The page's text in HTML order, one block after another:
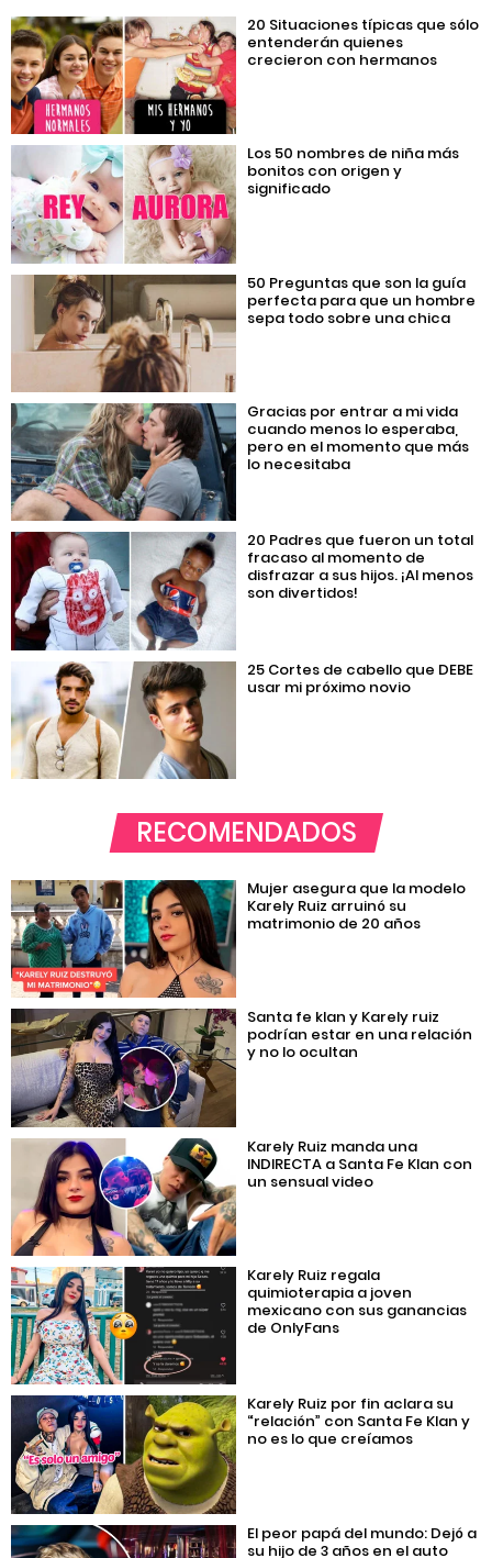
20 Situaciones típicas que sólo
entenderán quienes
crecieron con hermanos
Los 50 nombres de niña más
bonitos con origen y
significado
50 Preguntas que son la guía
perfecta para que un hombre
sepa todo sobre una chica
Gracias por entrar a mi vida
cuando menos lo esperaba,
pero en el momento que más
lo necesitaba
20 Padres que fueron un total
fracaso al momento de
disfrazar a sus hijos. ¡Al menos
son divertidos!
25 Cortes de cabello que DEBE
usar mi próximo novio
RECOMENDADOS
Mujer asegura que la modelo
Karely Ruiz arruinó su
matrimonio de 20 años
Santa fe klan y Karely ruiz
podrían estar en una relación
y no lo ocultan
Karely Ruiz manda una
INDIRECTA a Santa Fe Klan con
un sensual video
Karely Ruiz regala
quimioterapia a joven
mexicano con sus ganancias
de OnlyFans
Karely Ruiz por fin aclara su
“relación” con Santa Fe Klan y
no es lo que creíamos
El peor papá del mundo: Dejó a
su hijo de 3 años en el auto